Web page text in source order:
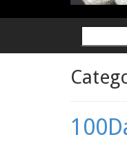
Buscar